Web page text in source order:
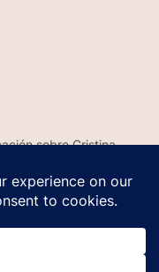
sobre Cristina
y José